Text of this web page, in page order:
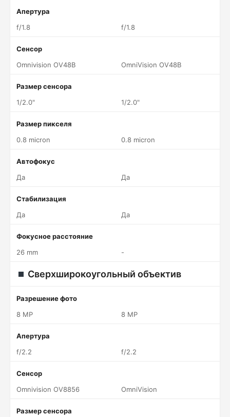
Апертура
f/1.8
f/1.8
Сенсор
Omnivision OV48B
OmniVision OV48B
Размер сенсора
1/2.0"
1/2.0"
Размер пикселя
0.8 micron
0.8 micron
Автофокус
Да
Да
Стабилизация
Да
Да
Фокусное расстояние
26 mm
-
Сверхширокоугольный объектив
Разрешение фото
8 MP
8 MP
Апертура
f/2.2
f/2.2
Сенсор
Omnivision OV8856
OmniVision
Размер сенсора